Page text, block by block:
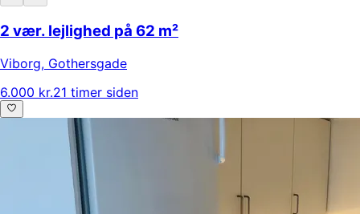
2 vær. lejlighed på 62 m²
Viborg, Gothersgade
6.000 kr.21 timer siden